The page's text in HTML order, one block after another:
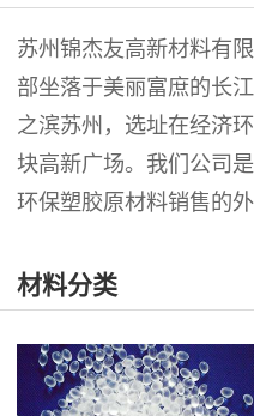
苏州锦杰友高新材料有
部坐落于美丽富庶的长
之滨苏州，选址在经济
块高新广场。我们公司
环保塑胶原材料销售的
材料分类